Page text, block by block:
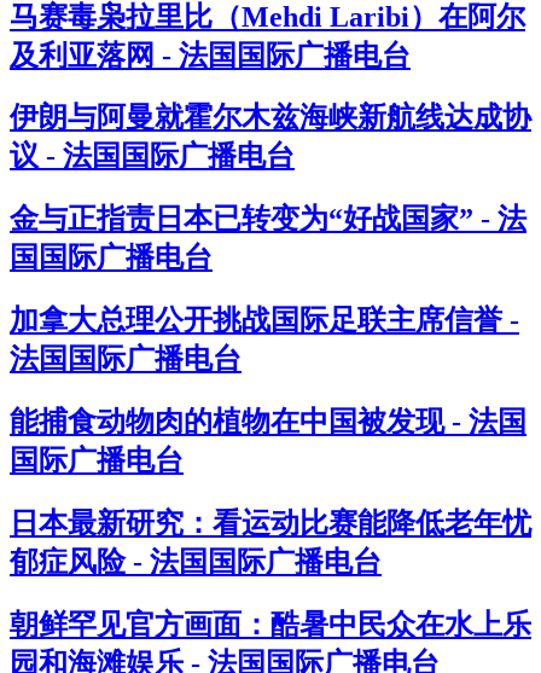
马赛毒枭拉里比（Mehdi Laribi）在阿尔
及利亚落网 - 法国国际广播电台
伊朗与阿曼就霍尔木兹海峡新航线达成协
议 - 法国国际广播电台
金与正指责日本已转变为“好战国家” - 法
国国际广播电台
加拿大总理公开挑战国际足联主席信誉 -
法国国际广播电台
能捕食动物肉的植物在中国被发现 - 法国
国际广播电台
日本最新研究：看运动比赛能降低老年忧
郁症风险 - 法国国际广播电台
朝鲜罕见官方画面：酷暑中民众在水上乐
园和海滩娱乐 - 法国国际广播电台